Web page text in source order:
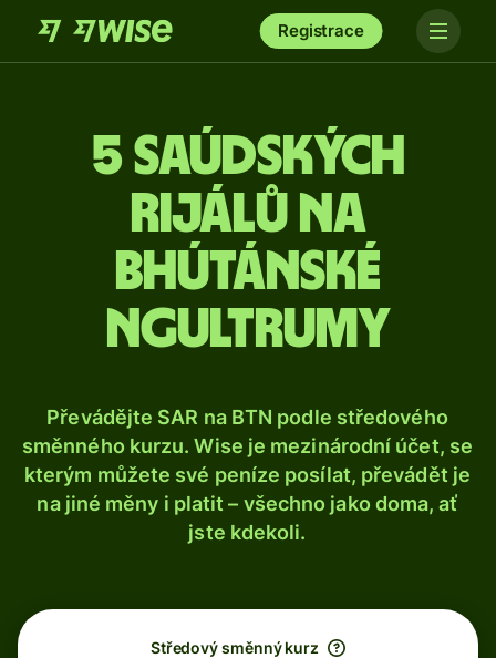
Registrace
5 saúdských
rijálů na
bhútánské
ngultrumy
Převádějte SAR na BTN podle středového
směnného kurzu. Wise je mezinárodní účet, se
kterým můžete své peníze posílat, převádět je
na jiné měny i platit – všechno jako doma, ať
jste kdekoli.
Středový směnný kurz